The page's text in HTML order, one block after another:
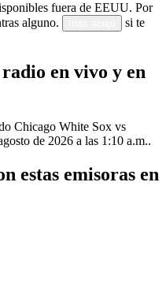
fuera de EEUU. Por
alguno.
si te
en vivo y en
Chicago White Sox vs
de 2026 a las 1:10 a.m..
estas emisoras en